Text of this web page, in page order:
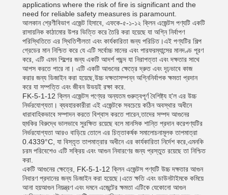
applications where the risk of fire is significant and the
need for reliable safety measures is paramount.
আলকান শ্রেণীবিভাগ এজেন্ট হিসাবে, এফকে-৫-১-১২ ক্লিন এজেন্টস পণ্যটি একটি
রাসায়নিক কাঠামোর উপর ভিত্তি করে তৈরি করা হয়েছে যা অগ্নি নির্বাপণ
পরিস্থিতিতে এর স্থিতিশীলতা এবং কার্যকারিতা জন্য পরিচিত।এই পণ্যটির শিল্প
গ্রেডের মান নিশ্চিত করে যে এটি সর্বোচ্চ মানের এবং পারফরম্যান্সের মানদণ্ড পূরণ
করে, এটি এমন শিল্পের জন্য একটি আদর্শ পছন্দ যা নিরাপত্তা এবং দক্ষতার সাথে
আপস করতে পারে না। এটি একটি আগুনের ক্ষেত্রে দ্রুত এবং দৃঢ়ভাবে কাজ
করার জন্য ডিজাইন করা হয়েছে,উচ্চ দক্ষতাসম্পন্ন অগ্নিনির্বাপক ক্ষমতা প্রদান
করে যা সম্পত্তি এবং জীবন উভয়ই রক্ষা করে.
FK-5-1-12 ক্লিন এজেন্টস পণ্যের অন্যতম গুরুত্বপূর্ণ বৈশিষ্ট্য হ'ল এর উচ্চ
নির্ভরযোগ্যতা। ব্যবহারকারীরা এই এজেন্টকে সবচেয়ে কঠিন অবস্থার অধীনে
ধারাবাহিকভাবে সম্পাদন করতে বিশ্বাস করতে পারেন,তাদের সম্পদ আগুনের
হুমকির বিরুদ্ধে ভালভাবে সুরক্ষিত রয়েছে বলে মানসিক শান্তি প্রদান করেপণ্যটির
নির্ভরযোগ্যতা আরও বাড়িয়ে তোলে এর চিত্তাকর্ষক সমালোচনামূলক তাপমাত্রা
0.4339°C, যা বিস্তৃত তাপমাত্রার অধীনে এর কার্যকারিতা নির্দেশ করে,এমনকি
চরম পরিবেশেও এটি সক্রিয় এবং আগুন নিবারণের জন্য প্রস্তুত রয়েছে তা নিশ্চিত
করা.
একটি আগুনের ক্ষেত্রে, FK-5-1-12 ক্লিন এজেন্টস পণ্যটি উচ্চ দক্ষতার আগুন
নিবারণ প্রদানের জন্য ডিজাইন করা হয়েছে।এতে ক্ষতি এবং ডাউনটাইমকে কমিয়ে
আনা হয়আগুন নিয়ন্ত্রণ এবং দমনে এজেন্টের ক্ষমতা এটিকে যেকোনো আগুন